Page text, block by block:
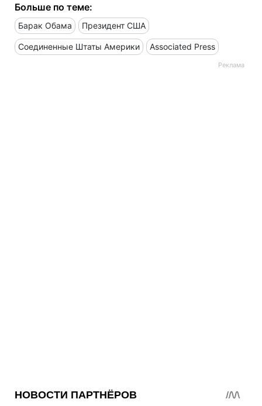
Больше по теме:
Барак Обама Президент США
Соединенные Штаты Америки Associated Press